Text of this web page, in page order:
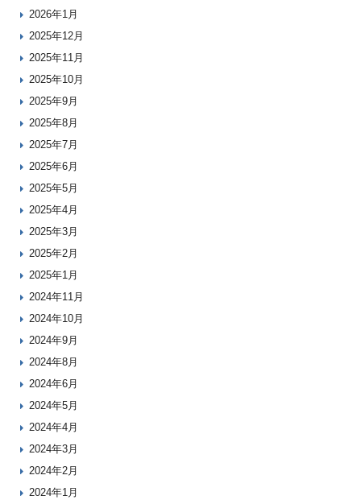
2026年1月
2025年12月
2025年11月
2025年10月
2025年9月
2025年8月
2025年7月
2025年6月
2025年5月
2025年4月
2025年3月
2025年2月
2025年1月
2024年11月
2024年10月
2024年9月
2024年8月
2024年6月
2024年5月
2024年4月
2024年3月
2024年2月
2024年1月